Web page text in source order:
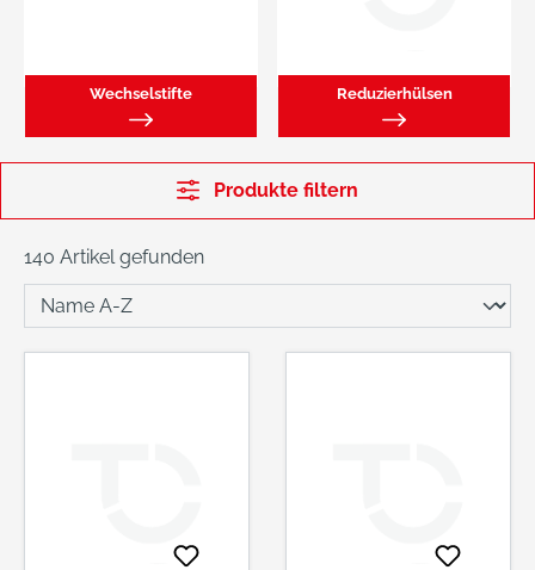
Wechselstifte Reduzierhülsen
Produkte filtern
140 Artikel gefunden